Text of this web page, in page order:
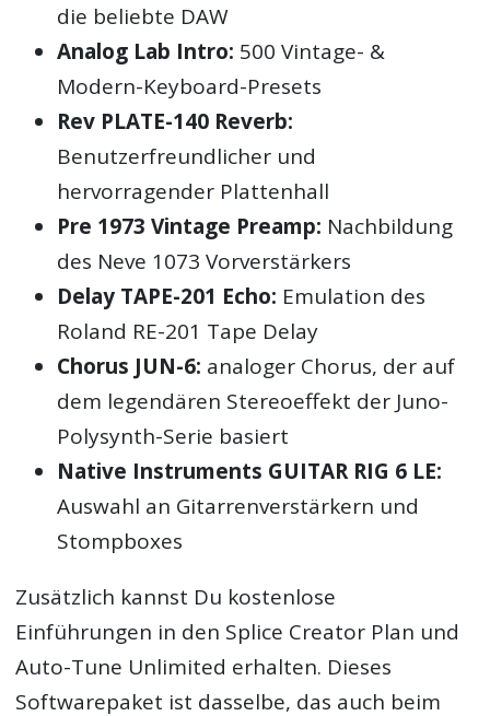
die beliebte DAW
Analog Lab Intro: 500 Vintage- &
Modern-Keyboard-Presets
Rev PLATE-140 Reverb:
Benutzerfreundlicher und
hervorragender Plattenhall
Pre 1973 Vintage Preamp: Nachbildung
des Neve 1073 Vorverstärkers
Delay TAPE-201 Echo: Emulation des
Roland RE-201 Tape Delay
Chorus JUN-6: analoger Chorus, der auf
dem legendären Stereoeffekt der Juno-
Polysynth-Serie basiert
Native Instruments GUITAR RIG 6 LE:
Auswahl an Gitarrenverstärkern und
Stompboxes
Zusätzlich kannst Du kostenlose
Einführungen in den Splice Creator Plan und
Auto-Tune Unlimited erhalten. Dieses
Softwarepaket ist dasselbe, das auch beim